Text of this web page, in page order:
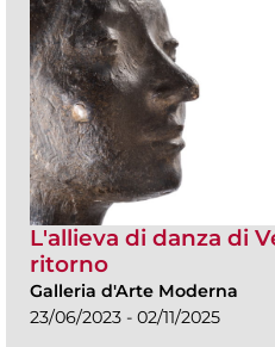
L'allieva di danza di
ritorno
Galleria d'Arte Moderna
23/06/2023 - 02/11/2025